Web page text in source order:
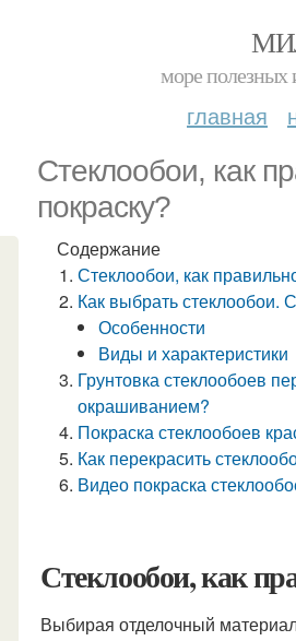
море полезных
главная
Стеклообои, как
покраску?
Содержание
Стеклообои, как
Как выбрать стеклообои.
Особенности
Виды и характеристики
Грунтовка стеклообоев
окрашиванием?
Покраска стеклообоев
Как перекрасить
Видео покраска
Стеклообои, как
Выбирая отделочный